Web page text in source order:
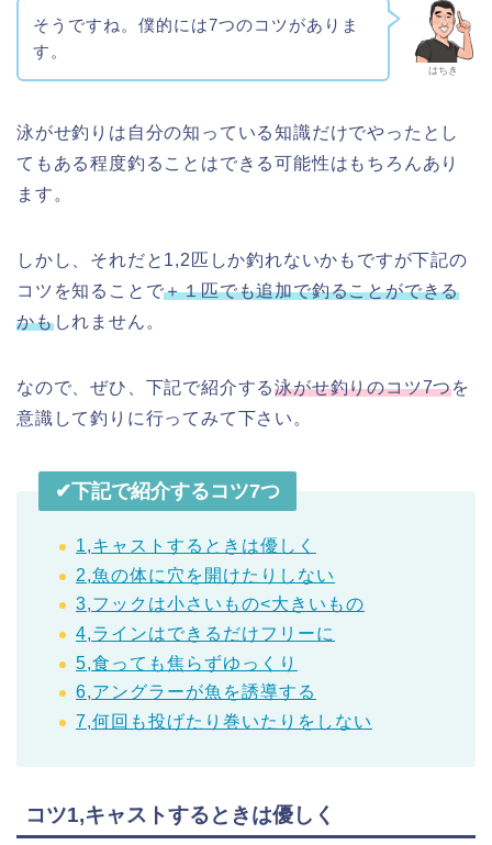
はちき
そうですね。僕的には7つのコツがありま
す。
泳がせ釣りは自分の知っている知識だけでやったとし
てもある程度釣ることはできる可能性はもちろんあり
ます。
しかし、それだと1,2匹しか釣れないかもですが下記の
コツを知ることで＋１匹でも追加で釣ることができる
かもしれません。
なので、ぜひ、下記で紹介する泳がせ釣りのコツ7つを
意識して釣りに行ってみて下さい。
✔︎下記で紹介するコツ7つ
1,キャストするときは優しく
2,魚の体に穴を開けたりしない
3,フックは小さいもの<大きいもの
4,ラインはできるだけフリーに
5,食っても焦らずゆっくり
6,アングラーが魚を誘導する
7,何回も投げたり巻いたりをしない
コツ1,キャストするときは優しく